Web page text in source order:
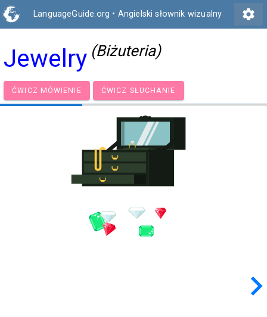
LanguageGuide.org • Angielski słownik wizualny settings
Jewelry (Biżuteria)
ĆWICZ MÓWIENIE ĆWICZ SŁUCHANIE